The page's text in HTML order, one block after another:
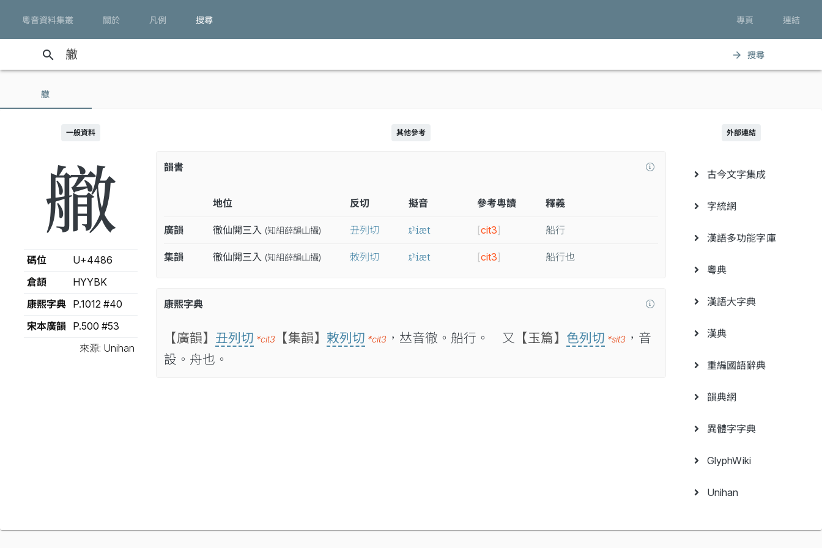
粵音資料集叢 關於 凡例 搜尋 專頁 連結
search arrow_forward 搜尋
䒆
一般資料
䒆
碼位
U+4486
倉頡
HYYBK
康熙字典
P.1012 #40
宋本廣韻
P.500 #53
來源: Unihan
其他參考
韻書
地位 反切 擬音 參考粵讀 釋義
廣韻 徹仙開三入 (知組薛韻山攝) 丑列切 ȶʰiæt [cit3] 船行
集韻 徹仙開三入 (知組薛韻山攝) 敇列切 ȶʰiæt [cit3] 船行也
康熙字典
【廣韻】 丑列切 *cit3 【集韻】 敕列切 *cit3 ，𠀤音徹。船行。 又 【玉篇】 色列切 *sit3 ，音
設。舟也。
外部連結
古今文字集成
字統網
漢語多功能字庫
粵典
漢語大字典
漢典
重編國語辭典
韻典網
異體字字典
GlyphWiki
Unihan